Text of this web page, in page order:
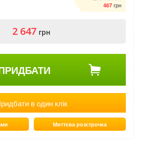
467 грн
2 647 грн
в один клік
Миттєва розстрочка